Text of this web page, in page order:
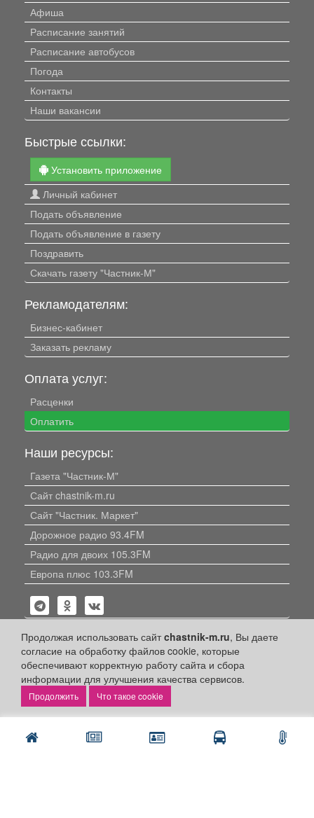
Продолжая использовать сайтchastnik-m.ru, Вы даете
согласие на обработку файлов cookie, которые
обеспечивают корректную работу сайта и сбора
информации для улучшения качества сервисов.
Что такое cookie
Афиша
Расписание занятий
Расписание автобусов
Погода
Контакты
Наши вакансии
Быстрые ссылки:
Установить приложение
Личный кабинет
Подать объявление
Подать объявление в газету
Поздравить
Скачать газету "Частник-М"
Рекламодателям:
Бизнес-кабинет
Заказать рекламу
Оплата услуг:
Расценки
Оплатить
Наши ресурсы:
Газета "Частник-М"
Сайт chastnik-m.ru
Сайт "Частник. Маркет"
Дорожное радио 93.4FM
Радио для двоих 105.3FM
Европа плюс 103.3FM
Политика конфиденциальности
Публикации с пометкой «Реклама», «На правах рекламы»,
«Партнёрский проект» оплачены рекламодателем.
объявлениях.